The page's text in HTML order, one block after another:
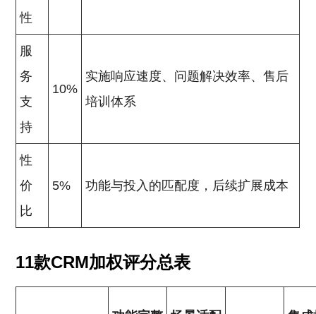
性
服
务
支
持
10%
实施响应速度、问题解决效率、售后
培训体系
性
价
比
5% 功能与投入的匹配度，后续扩展成本
11款CRM加权评分总表